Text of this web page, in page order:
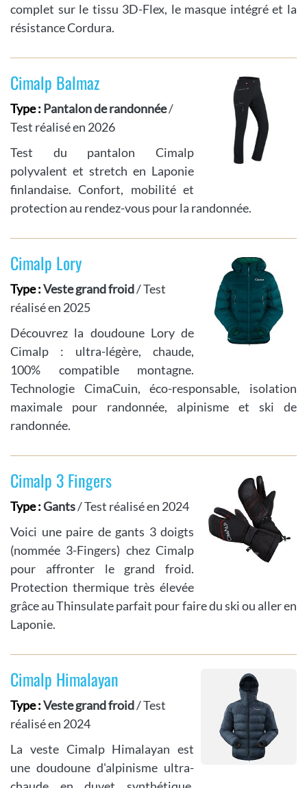
complet sur le tissu 3D-Flex, le masque intégré et la
résistance Cordura.
Cimalp Balmaz
Type : Pantalon de randonnée/
Test réalisé en 2026
Test du pantalon Cimalp
polyvalent et stretch en Laponie
finlandaise. Confort, mobilité et
protection au rendez-vous pour la randonnée.
Cimalp Lory
Type :Veste grand froid/ Test
réalisé en 2025
Découvrez la doudoune Lory de
Cimalp : ultra-légère, chaude,
100% compatible montagne.
Technologie CimaCuin, éco-responsable, isolation
maximale pour randonnée, alpinisme et ski de
randonnée.
Cimalp 3 Fingers
Type :Gants/ Test réalisé en 2024
Voici une paire de gants 3 doigts
(nommée 3-Fingers) chez Cimalp
pour affronter le grand froid.
Protection thermique très élevée
grâce au Thinsulate parfait pour faire du ski ou aller en
Laponie.
Cimalp Himalayan
Type :Veste grand froid/ Test
réalisé en 2024
La veste Cimalp Himalayan est
une doudoune d'alpinisme ultra-